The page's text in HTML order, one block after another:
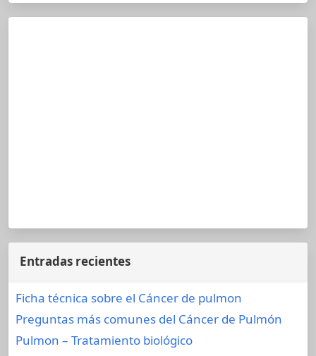
Entradas recientes
Ficha técnica sobre el Cáncer de pulmon
Preguntas más comunes del Cáncer de Pulmón
Pulmon – Tratamiento biológico